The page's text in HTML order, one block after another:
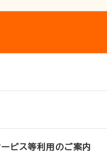
ビス等利用のご案内